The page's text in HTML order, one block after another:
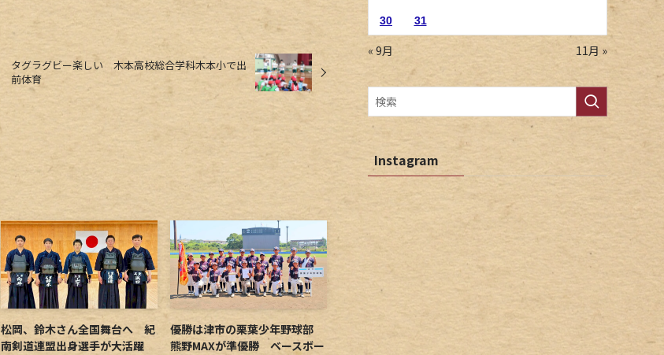
タグラグビー楽しい 木本高校総合学科木本小で出
前体育
松岡、鈴木さん全国舞台へ 紀
南剣道連盟出身選手が大活躍
優勝は津市の栗葉少年野球部
熊野MAXが準優勝 ベースボー
30 31
« 9月 11月 »
Instagram